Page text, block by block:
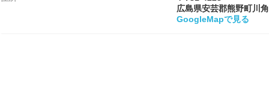
広島県安芸郡熊野町川
GoogleMapで見る